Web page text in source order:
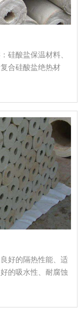
硅酸盐保温材料、
合硅酸盐绝热材
好的隔热性能、适
的吸水性、耐腐蚀